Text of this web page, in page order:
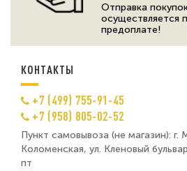
Отправка
осуществляется
предоплате!
КОНТАКТЫ
+7 (499) 755-91-45
+7 (958) 805-02-52
Пункт самовывоза (не магазин): г.
Коломенская, ул. Кленовый
пт